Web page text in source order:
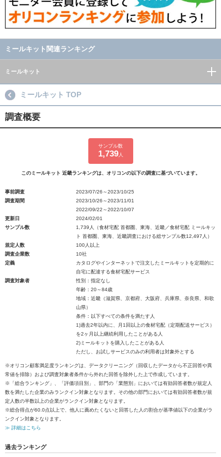
ミールキット関連ランキング
ミールキット
ミールキット TOP
調査概要
サンプル数
1,739人
このミールキット 近畿ランキングは、オリコンの以下の調査に基づいています。
事前調査
2023/07/26～2023/10/25
調査期間
2023/10/26～2023/11/01
2022/09/22～2022/10/07
更新日
2024/02/01
サンプル数
1,739人（食材宅配 首都圏、東海、近畿／食材宅配 ミールキッ
ト 首都圏、東海、近畿調査における総サンプル数12,497人）
規定人数
100人以上
調査企業数
10社
定義
カタログやインターネットで注文したミールキットを定期的に
自宅に配達する食材宅配サービス
調査対象者
性別：指定なし
年齢：20～84歳
地域：近畿（滋賀県、京都府、大阪府、兵庫県、奈良県、和歌
山県）
条件：以下すべての条件を満たす人
1)過去2年以内に、月1回以上の食材宅配（定期配送サービス）
を2ヶ月以上継続利用したことがある人
2)ミールキットを購入したことがある人
ただし、お試しサービスのみの利用者は対象外とする
※オリコン顧客満足度ランキングは、データクリーニング（回収したデータから不正回答や異
常値を排除）および調査対象者条件から外れた回答を除外した上で作成しています。
※「総合ランキング」、「評価項目別」、部門の「業態別」においては有効回答者数が規定人
数を満たした企業のみランクイン対象となります。その他の部門においては有効回答者数が規
定人数の半数以上の企業がランクイン対象となります。
※総合得点が60.0点以上で、他人に薦めたくないと回答した人の割合が基準値以下の企業がラ
ンクイン対象となります。
≫ 詳細はこちら
過去ランキング